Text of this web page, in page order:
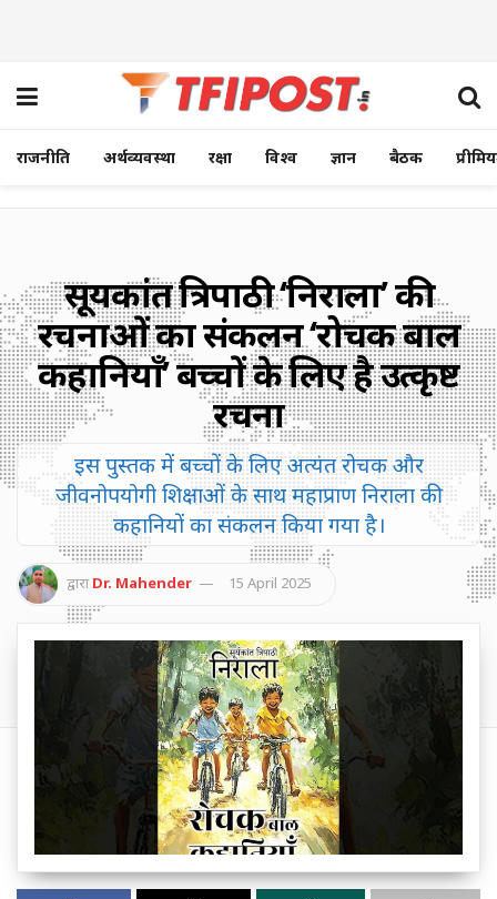
राजनीति अर्थव्यवस्था रक्षा विश्व ज्ञान बैठक
सूर्यकांत त्रिपाठी ‘निराला’ की
रचनाओं का संकलन ‘रोचक बाल
कहानियाँ’ बच्चों के लिए है उत्कृष्ट
रचना
इस पुस्तक में बच्चों के लिए अत्यंत रोचक और
जीवनोपयोगी शिक्षाओं के साथ महाप्राण निराला की
कहानियों का संकलन किया गया है।
द्वारा Dr. Mahender 15 April 2025